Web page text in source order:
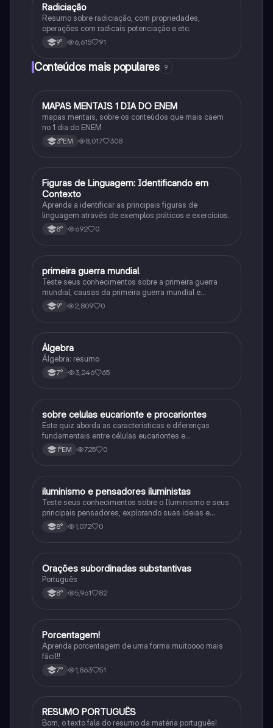
Matematica
Radiciação
Resumo sobre radiciação, com propriedades,
operações com radicais potenciação e etc.
9° 6,615 91
Conteúdos mais populares 9
Português
MAPAS MENTAIS 1 DIA DO ENEM
mapas mentais, sobre os conteúdos que mais caem
no 1 dia do ENEM
3°EM 8,017 308
FPortuguês
Figuras de Linguagem: Identificando em
Contexto
Aprenda a identificar as principais figuras de
linguagem através de exemplos práticos e exercícios.
8° 692 0
História
primeira guerra mundial
Teste seus conhecimentos sobre a primeira guerra
mundial, causas da primeira guerra mundial e
consequências da Primeira Guerra Mundial, fases da
primeira guerra mundial
9° 2,809 0
Matematica
Álgebra
Álgebra: resumo
7° 3,246 65
Biologia
sobre celulas eucarionte e procariontes
Este quiz aborda as características e diferenças
fundamentais entre células eucariontes e
procariontes.
1°EM 725 0
História
iluminismo e pensadores iluministas
Teste seus conhecimentos sobre o Iluminismo e seus
principais pensadores, explorando suas ideias e
impacto histórico.
8° 1,072 0
Português
Orações subordinadas substantivas
Português
8° 5,961 82
Matematica
Porcentagem!
Aprenda porcentagem de uma forma muitoooo mais
fácil!!
7° 1,863 51
Português
RESUMO PORTUGUÊS
Bom, o texto fala do resumo da matéria português!